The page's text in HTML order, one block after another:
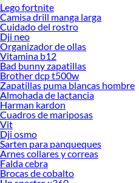
Lego fortnite
Camisa drill manga larga
Cuidado del rostro
Dji neo
Organizador de ollas
Vitamina b12
Bad bunny zapatillas
Brother dcp t500w
Zapatillas puma blancas hombre
Almohada de lactancia
Harman kardon
Cuadros de mariposas
Vit
Dji osmo
Sarten para panqueques
Arnes collares y correas
Falda cebra
Brocas de cobalto